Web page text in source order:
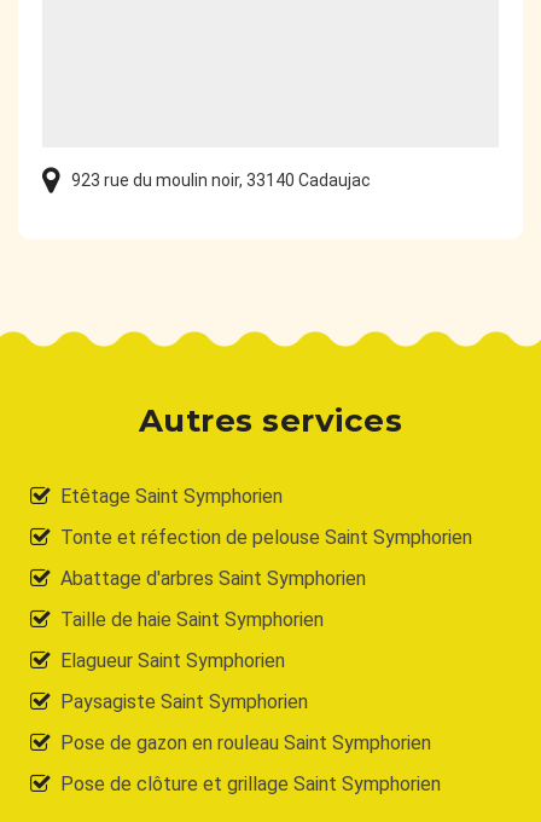
923 rue du moulin noir, 33140 Cadaujac
Autres services
Etêtage Saint Symphorien
Tonte et réfection de pelouse Saint Symphorien
Abattage d'arbres Saint Symphorien
Taille de haie Saint Symphorien
Elagueur Saint Symphorien
Paysagiste Saint Symphorien
Pose de gazon en rouleau Saint Symphorien
Pose de clôture et grillage Saint Symphorien